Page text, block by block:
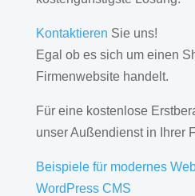
Kontaktieren Sie uns!
Egal ob es sich um einen
Firmenwebsite handelt.
Für eine kostenlose
unser Außendienst in Ihrer
Beispiele für modernes
WordPress CMS